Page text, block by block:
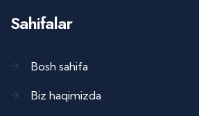
Sahifalar
Bosh sahifa
Biz haqimizda